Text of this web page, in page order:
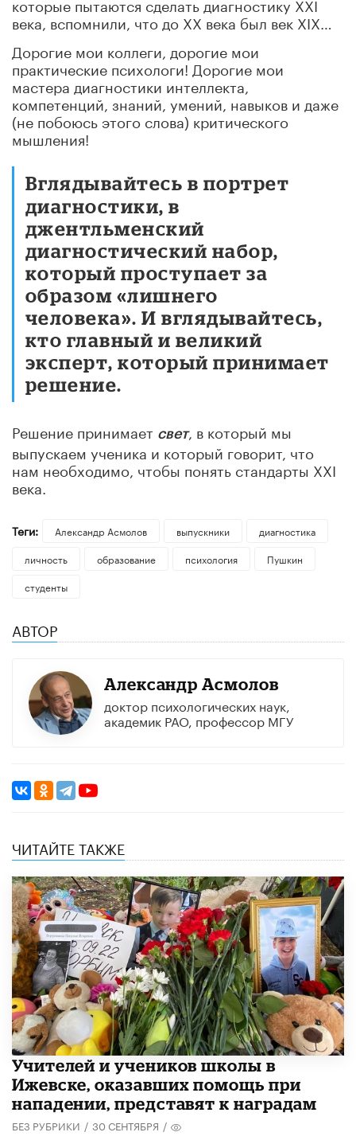
века, вспомнили, что до XX века был век XIX…
Дорогие мои коллеги, дорогие мои
практические психологи! Дорогие мои
мастера диагностики интеллекта,
компетенций, знаний, умений, навыков и даже
(не побоюсь этого слова) критического
мышления!
Вглядывайтесь в портрет
диагностики, в
джентльменский
диагностический набор,
который проступает за
образом «лишнего
человека». И вглядывайтесь,
кто главный и великий
эксперт, который принимает
решение.
Решение принимает cвет, в который мы
выпускаем ученика и который говорит, что
нам необходимо, чтобы понять стандарты XXI
века.
Теги: Александр Асмолов выпускники
диагностика
личность
образование психология
Пушкин
студенты
АВТОР
Александр Асмолов
доктор психологических наук,
академик РАО, профессор МГУ
ЧИТАЙТЕ ТАКЖЕ
​Учителей и учеников школы в
Ижевске, оказавших помощь при
нападении, представят к наградам
БЕЗ РУБРИКИ / 30 СЕНТЯБРЯ /